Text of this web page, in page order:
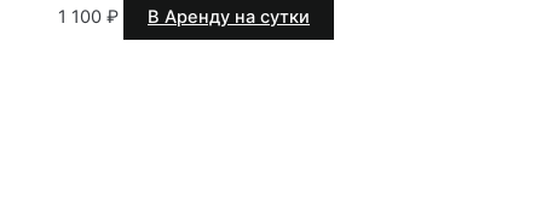
1 100 ₽ В Аренду на сутки